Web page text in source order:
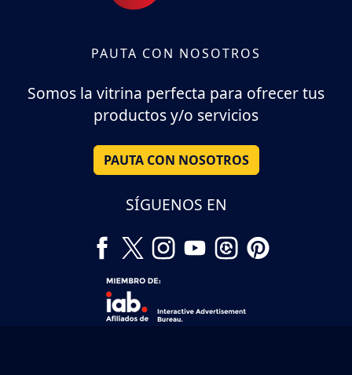
PAUTA CON NOSOTROS
Somos la vitrina perfecta para ofrecer tus
productos y/o servicios
PAUTA CON NOSOTROS
SÍGUENOS EN